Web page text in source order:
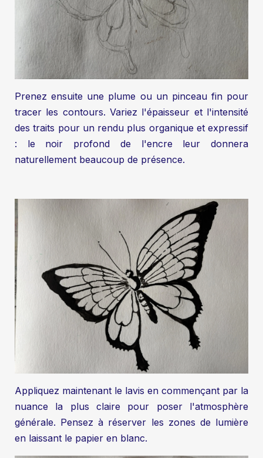
Prenez ensuite une plume ou un pinceau fin pour
tracer les contours. Variez l'épaisseur et l'intensité
des traits pour un rendu plus organique et expressif
: le noir profond de l'encre leur donnera
naturellement beaucoup de présence.
Appliquez maintenant le lavis en commençant par la
nuance la plus claire pour poser l'atmosphère
générale. Pensez à réserver les zones de lumière
en laissant le papier en blanc.